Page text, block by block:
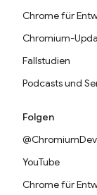
Chrome für
Chromium-
Fallstudien
Podcasts und
Folgen
YouTube
Chrome für